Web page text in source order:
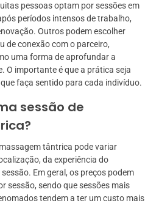
pessoas optam por sessões em
períodos intensos de trabalho,
Outros podem escolher
de conexão com o parceiro,
uma forma de aprofundar a
O importante é que a prática seja
faça sentido para cada indivíduo.
sessão de
tântrica pode variar
da experiência do
Em geral, os preços podem
sessão, sendo que sessões mais
tendem a ter um custo mais